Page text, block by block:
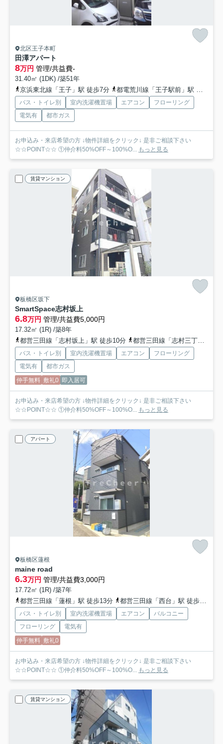
北区王子本町
田澤アパート
8万円 管理/共益費-
31.40㎡ (1DK) /築51年
京浜東北線「王子」駅 徒歩7分
都電荒川線「王子駅前」駅 徒歩10分
バス・トイレ別 室内洗濯機置場 エアコン
フローリング
電気有
都市ガス
お申込み・来店希望の方 ↓物件詳細をクリック↓ 是非ご相談下さい
☆☆POINT☆☆ ①仲介料50%OFF～100%O... もっと見る
賃貸マンション
板橋区坂下
SmartSpace志村坂上
6.8万円 管理/共益費5,000円
17.32㎡ (1R) /築8年
都営三田線「志村坂上」駅 徒歩10分
都営三田線「志村三丁目」駅 徒歩10分
バス・トイレ別 室内洗濯機置場 エアコン
フローリング
電気有
都市ガス
仲手無料 敷礼0 即入居可
お申込み・来店希望の方 ↓物件詳細をクリック↓ 是非ご相談下さい
☆☆POINT☆☆ ①仲介料50%OFF～100%O... もっと見る
アパート
板橋区蓮根
maine road
6.3万円 管理/共益費3,000円
17.72㎡ (1R) /築7年
都営三田線「蓮根」駅 徒歩13分
都営三田線「西台」駅 徒歩13分
バス・トイレ別 室内洗濯機置場 エアコン
バルコニー
フローリング
電気有
仲手無料 敷礼0
お申込み・来店希望の方 ↓物件詳細をクリック↓ 是非ご相談下さい
☆☆POINT☆☆ ①仲介料50%OFF～100%O... もっと見る
賃貸マンション